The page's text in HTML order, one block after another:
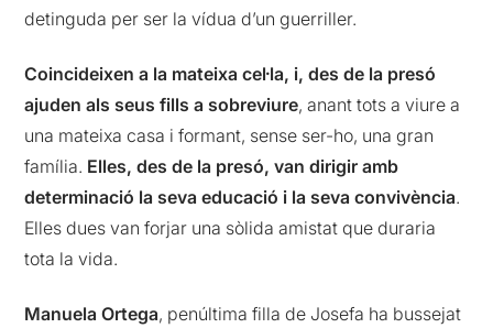
detinguda per ser la vídua d’un guerriller.
Coincideixen a la mateixa cel·la, i, des de la presó
ajuden als seus fills a sobreviure, anant tots a viure a
una mateixa casa i formant, sense ser-ho, una gran
família. Elles, des de la presó, van dirigir amb
determinació la seva educació i la seva convivència.
Elles dues van forjar una sòlida amistat que duraria
tota la vida.
Manuela Ortega, penúltima filla de Josefa ha bussejat